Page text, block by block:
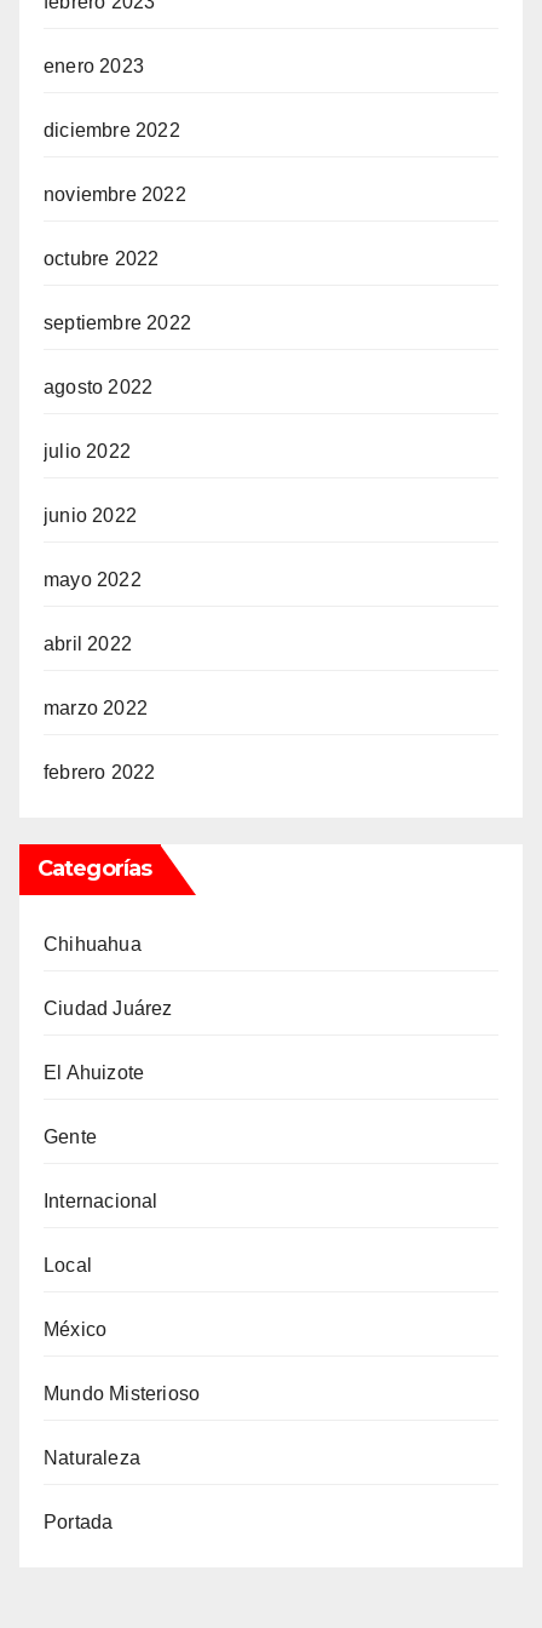
enero 2023
diciembre 2022
noviembre 2022
octubre 2022
septiembre 2022
agosto 2022
julio 2022
junio 2022
mayo 2022
abril 2022
marzo 2022
febrero 2022
Categorías
Chihuahua
Ciudad Juárez
El Ahuizote
Gente
Internacional
Local
México
Mundo Misterioso
Naturaleza
Portada